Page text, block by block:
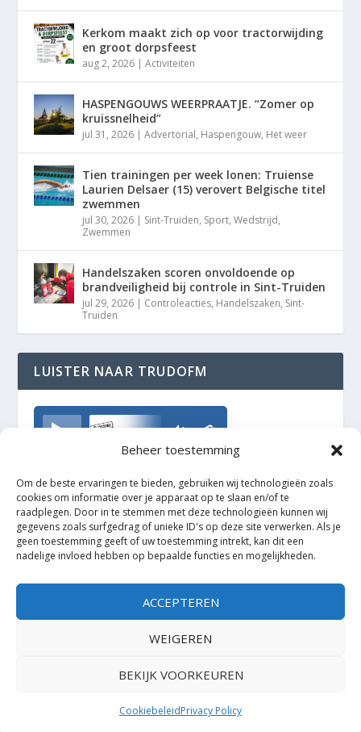
Beheer toestemming
Om de beste ervaringen te bieden, gebruiken wij technologieën zoals
cookies om informatie over je apparaat op te slaan en/of te
raadplegen. Door in te stemmen met deze technologieën kunnen wij
gegevens zoals surfgedrag of unieke ID's op deze site verwerken. Als je
geen toestemming geeft of uw toestemming intrekt, kan dit een
nadelige invloed hebben op bepaalde functies en mogelijkheden.
ACCEPTEREN
WEIGEREN
BEKIJK VOORKEUREN
CookiebeleidPrivacy Policy
Kerkom maakt zich op voor tractorwijding
en groot dorpsfeest
aug 2, 2026 |Activiteiten
HASPENGOUWS WEERPRAATJE. “Zomer op
kruissnelheid”
jul 31, 2026 |Advertorial, Haspengouw, Het weer
Tien trainingen per week lonen: Truiense
Laurien Delsaer (15) verovert Belgische titel
zwemmen
jul 30, 2026 | Sint-Truiden, Sport,Wedstrijd,
Zwemmen
Handelszaken scoren onvoldoende op
brandveiligheid bij controle in Sint-Truiden
jul 29, 2026 | Controleacties, Handelszaken, Sint-
Truiden
LUISTER NAAR TRUDOFM
TrudoFM
Elegant Themes| Mogelijk gemaakt door